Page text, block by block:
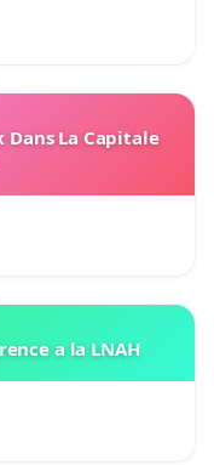
La Capitale
a la LNAH